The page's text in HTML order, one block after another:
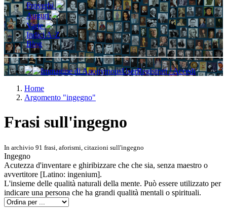
Proverbi
Auguri
Varie
Indici A-Z
Blog
Registrati / Accedi
Home
Argomento "ingegno"
Frasi sull'ingegno
In archivio 91 frasi, aforismi, citazioni sull'ingegno
Ingegno
Acutezza d'inventare e ghiribizzare che che sia, senza maestro o
avvertitore [Latino: ingenium].
L'insieme delle qualità naturali della mente. Può essere utilizzato per
indicare una persona che ha grandi qualità mentali o spirituali.